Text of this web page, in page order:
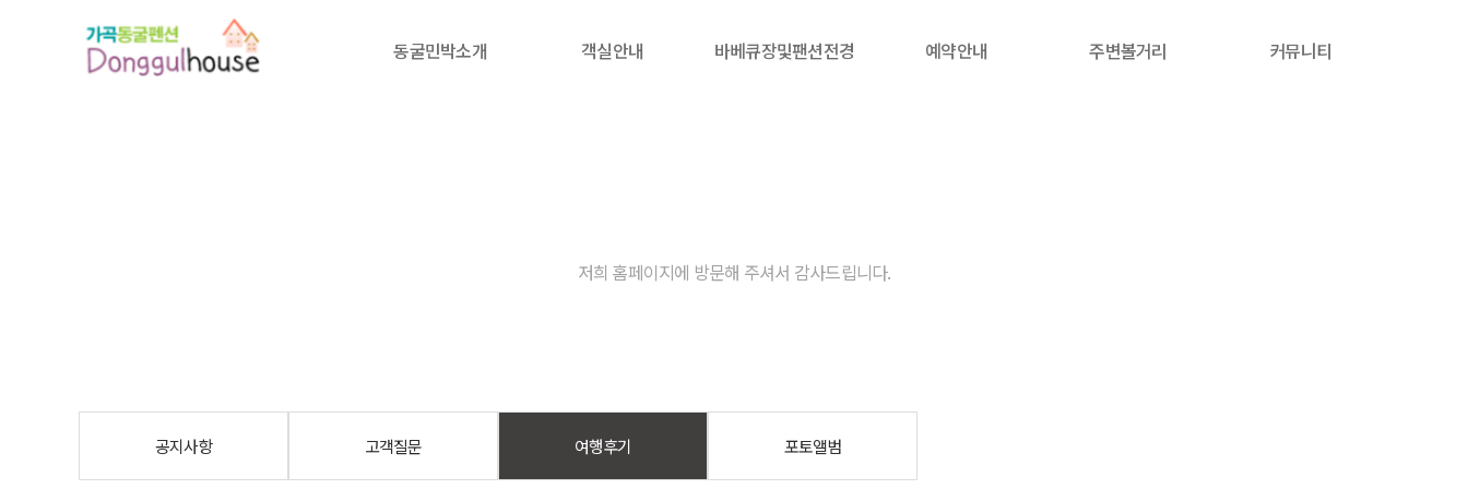
동굴민박소개 객실안내 바베큐장및팬션전경 예약안내 주변볼거리 커뮤니티
저희 홈페이지에 방문해 주셔서 감사드립니다.
공지사항 고객질문 여행후기 포토앨범